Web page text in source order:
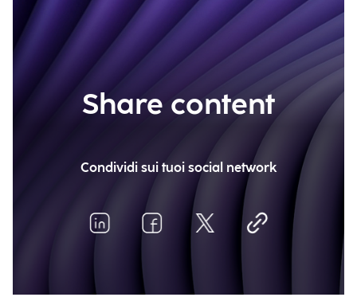
Share content
Condividi sui tuoi social network